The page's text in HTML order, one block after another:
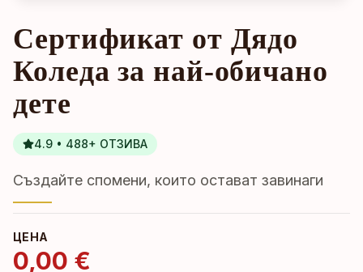
Сертификат от Дядо
Коледа за най-обичано
дете
4.9 • 488+ ОТЗИВА
Създайте спомени, които остават завинаги
ЦЕНА
0,00 €